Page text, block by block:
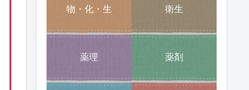
物・化・生 衛生
薬理 薬剤